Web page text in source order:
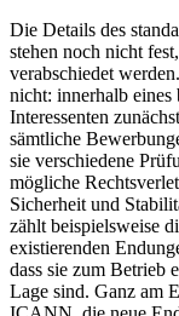
Die Details des
stehen noch nicht
verabschiedet
nicht: innerhalb eines
Interessenten
sämtliche
sie verschiedene
mögliche
Sicherheit und
zählt beispielsweise
existierenden
dass sie zum Betrieb
Lage sind. Ganz am